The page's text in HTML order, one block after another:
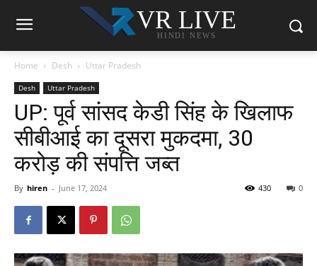
VR LIVE
HINDI NEWS
Home Desh Uttar Pradesh
Desh Uttar Pradesh
UP: पूर्व सांसद केडी सिंह के खिलाफ
सीबीआई का दूसरा मुकदमा, 30
करोड़ की संपत्ति जब्त
By hiren - June 17, 2024 0
430